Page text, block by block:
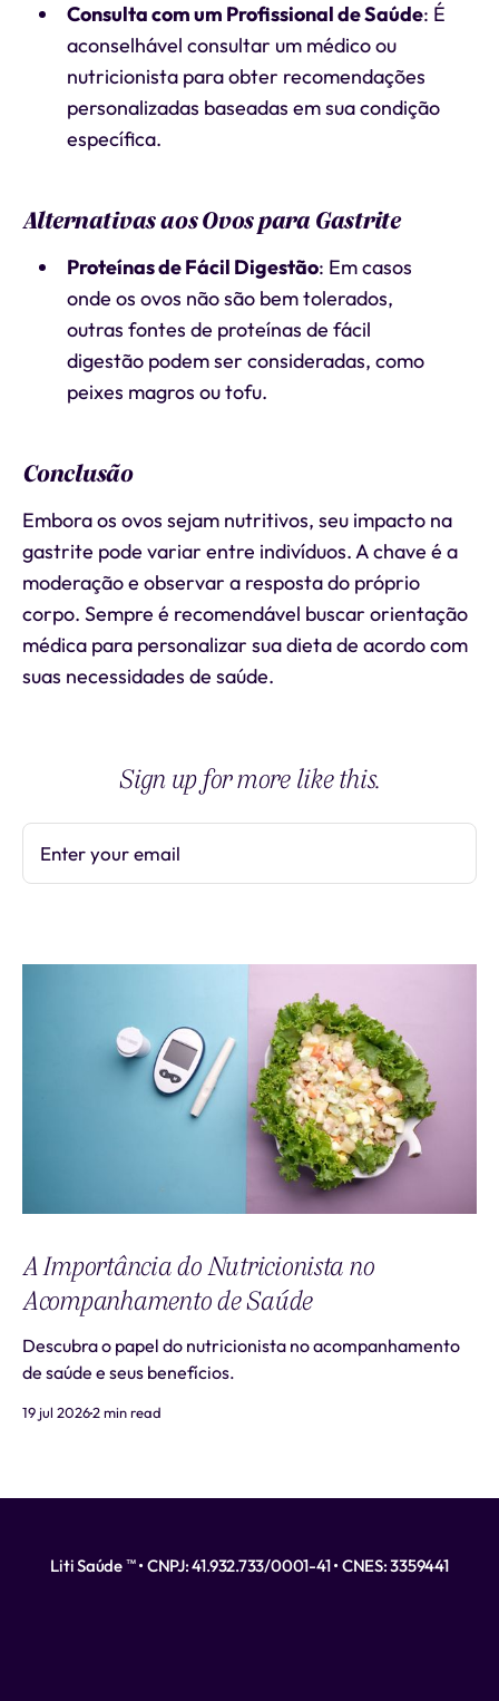
Consulta com um Profissional de Saúde: É
aconselhável consultar um médico ou
nutricionista para obter recomendações
personalizadas baseadas em sua condição
específica.
Alternativas aos Ovos para Gastrite
Proteínas de Fácil Digestão: Em casos
onde os ovos não são bem tolerados,
outras fontes de proteínas de fácil
digestão podem ser consideradas, como
peixes magros ou tofu.
Conclusão
Embora os ovos sejam nutritivos, seu impacto na
gastrite pode variar entre indivíduos. A chave é a
moderação e observar a resposta do próprio
corpo. Sempre é recomendável buscar orientação
médica para personalizar sua dieta de acordo com
suas necessidades de saúde.
Sign up for more like this.
Enter your email
A Importância do Nutricionista no
Acompanhamento de Saúde
Descubra o papel do nutricionista no acompanhamento
de saúde e seus benefícios.
19 jul 20262 min read
Liti Saúde ™ • CNPJ: 41.932.733/0001-41 • CNES: 3359441